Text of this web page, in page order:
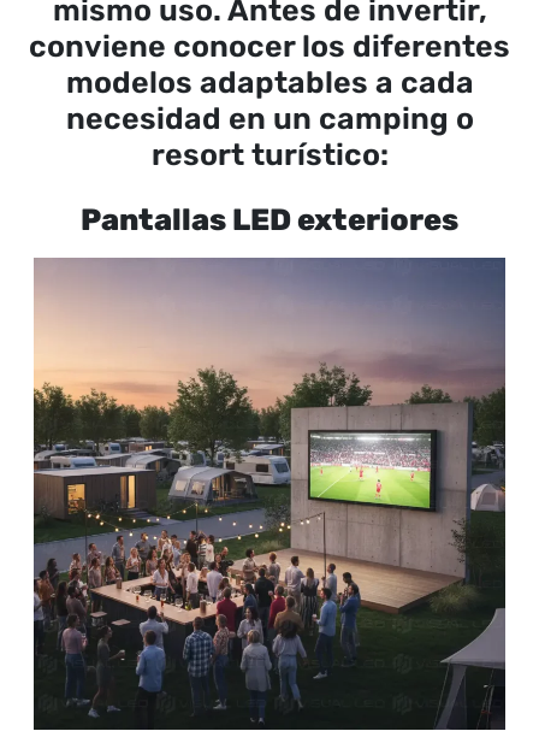
mismo uso. Antes de invertir,
conviene conocer los diferentes
modelos adaptables a cada
necesidad en un camping o
resort turístico:
Pantallas LED exteriores